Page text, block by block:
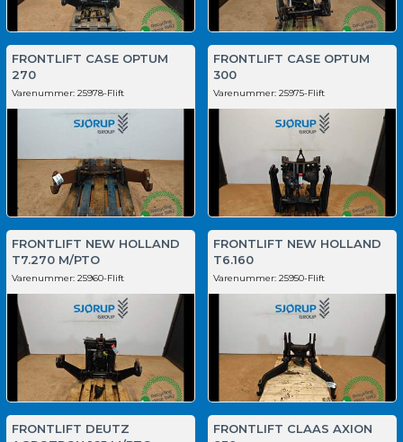
FRONTLIFT CASE OPTUM
270
Varenummer: 25978-Flift
FRONTLIFT CASE OPTUM
300
Varenummer: 25975-Flift
FRONTLIFT NEW HOLLAND
T7.270 M/PTO
Varenummer: 25960-Flift
FRONTLIFT NEW HOLLAND
T6.160
Varenummer: 25950-Flift
FRONTLIFT DEUTZ
FRONTLIFT CLAAS AXION